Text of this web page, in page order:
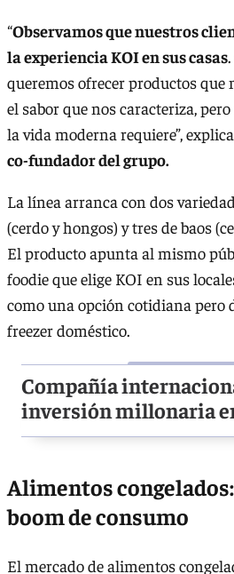
“Observamos que nuestros
la experiencia KOI en sus casas
queremos ofrecer productos
el sabor que nos caracteriza,
la vida moderna requiere”, explica
co-fundador del grupo.
La línea arranca con dos
(cerdo y hongos) y tres de baos
El producto apunta al mismo
foodie que elige KOI en sus
como una opción cotidiana pero
freezer doméstico.
Compañía
inversión millonaria
Alimentos
boom de consumo
El mercado de alimentos